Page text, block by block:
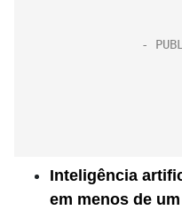
Inteligência
em menos de